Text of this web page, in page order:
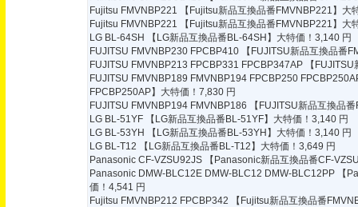
Fujitsu FMVNBP221
【Fujitsu新品互換品番FMVNBP221】大
Fujitsu FMVNBP221
【Fujitsu新品互換品番FMVNBP221】大
LG BL-64SH
【LG新品互換品番BL-64SH】大特価！3,140 円
FUJITSU FMVNBP230 FPCBP410
【FUJITSU新品互換品番
FUJITSU FMVNBP213 FPCBP331 FPCBP347AP
【
FUJITSU FMVNBP189 FMVNBP194 FPCBP250
FPCBP250AP】大特価！7,830 円
FUJITSU FMVNBP194 FMVNBP186
【FUJITSU新品互換品
LG BL-51YF
【LG新品互換品番BL-51YF】大特価！3,140 円
LG BL-53YH
【LG新品互換品番BL-53YH】大特価！3,140 円
LG BL-T12
【LG新品互換品番BL-T12】大特価！3,649 円
Panasonic CF-VZSU92JS
【Panasonic新品互換品番CF-
Panasonic DMW-BLC12E DMW-BLC12 DMW-BLC12PP
【
価！4,541 円
Fujitsu FMVNBP212 FPCBP342
【Fujitsu新品互換品番